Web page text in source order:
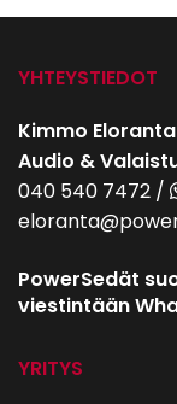
YHTEYSTIEDOT
Kimmo Eloranta
Audio &
040 540 7472 /
PowerSedät
viestintään
YRITYS